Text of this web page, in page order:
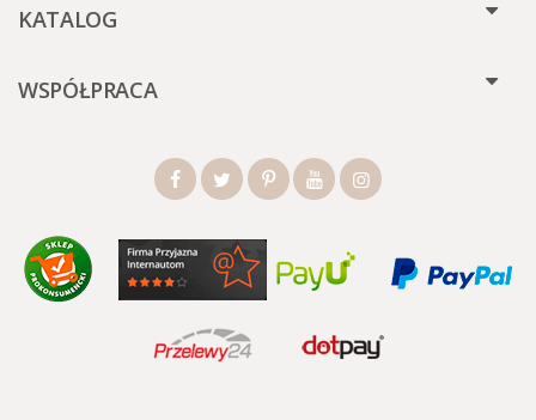
KATALOG
WSPÓŁPRACA